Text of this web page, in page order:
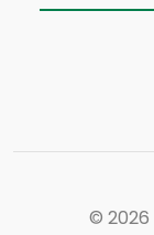
© 2026